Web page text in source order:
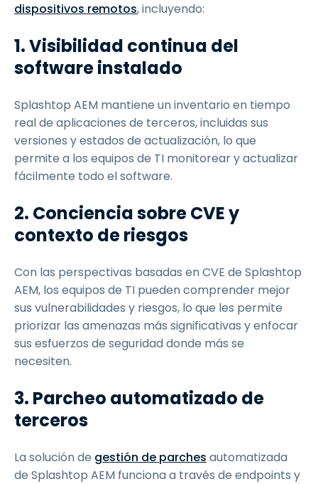
dispositivos remotos, incluyendo:
1. Visibilidad continua del
software instalado
Splashtop AEM mantiene un inventario en tiempo
real de aplicaciones de terceros, incluidas sus
versiones y estados de actualización, lo que
permite a los equipos de TI monitorear y actualizar
fácilmente todo el software.
2. Conciencia sobre CVE y
contexto de riesgos
Con las perspectivas basadas en CVE de Splashtop
AEM, los equipos de TI pueden comprender mejor
sus vulnerabilidades y riesgos, lo que les permite
priorizar las amenazas más significativas y enfocar
sus esfuerzos de seguridad donde más se
necesiten.
3. Parcheo automatizado de
terceros
La solución de gestión de parches automatizada
de Splashtop AEM funciona a través de endpoints y